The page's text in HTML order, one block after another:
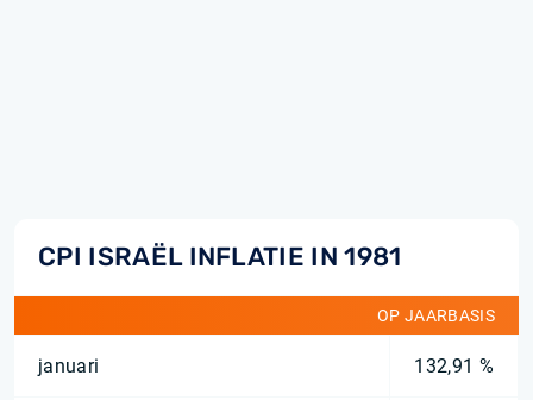
CPI ISRAËL INFLATIE IN 1981
OP JAARBASIS
januari 132,91 %